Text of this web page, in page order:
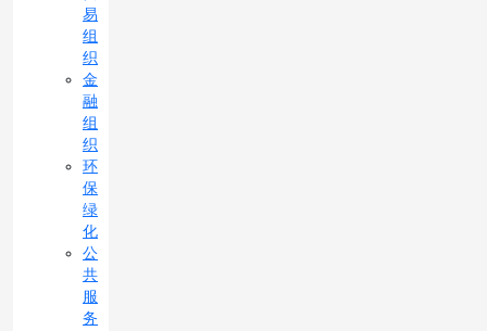
易
组
织
金
融
组
织
环
保
绿
化
公
共
服
务